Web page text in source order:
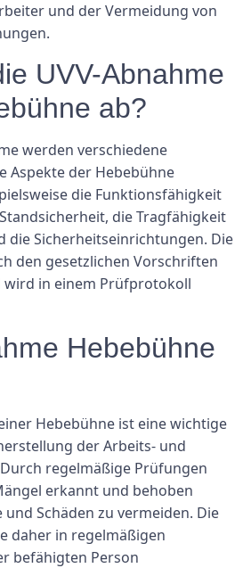
und der Vermeidung von
UVV-Abnahme
ab?
werden verschiedene
Aspekte der Hebebühne
die Funktionsfähigkeit
die Tragfähigkeit
die Sicherheitseinrichtungen. Die
den gesetzlichen Vorschriften
wird in einem Prüfprotokoll
Hebebühne
Hebebühne ist eine wichtige
der Arbeits- und
regelmäßige Prüfungen
erkannt und behoben
Schäden zu vermeiden. Die
daher in regelmäßigen
befähigten Person